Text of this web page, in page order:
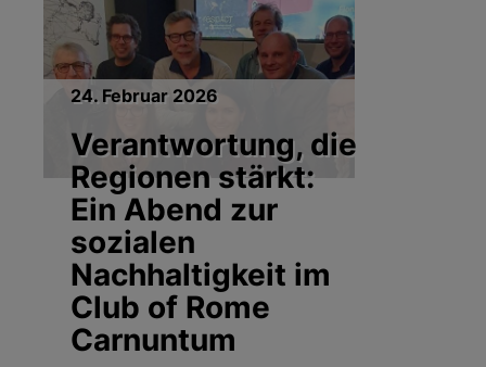
24. Februar 2026
Verantwortung, die
Regionen stärkt:
Ein Abend zur
sozialen
Nachhaltigkeit im
Club of Rome
Carnuntum